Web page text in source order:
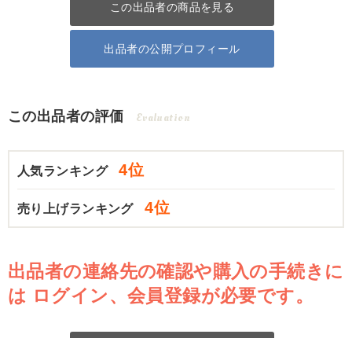
この出品者の商品を見る
出品者の公開プロフィール
この出品者の評価 Evaluation
人気ランキング 4位
売り上げランキング 4位
出品者の連絡先の確認や購入の手続きに
は ログイン、会員登録が必要です。